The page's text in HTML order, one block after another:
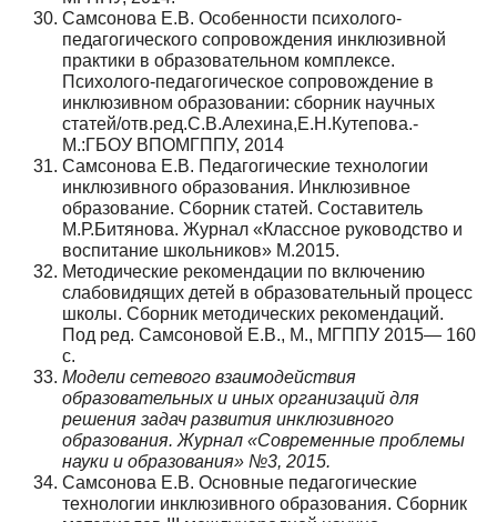
Самсонова Е.В. Особенности психолого-
педагогического сопровождения инклюзивной
практики в образовательном комплексе.
Психолого-педагогическое сопровождение в
инклюзивном образовании: сборник научных
статей/отв.ред.С.В.Алехина,Е.Н.Кутепова.-
М.:ГБОУ ВПОМГППУ, 2014
Самсонова Е.В. Педагогические технологии
инклюзивного образования. Инклюзивное
образование. Сборник статей. Составитель
М.Р.Битянова. Журнал «Классное руководство и
воспитание школьников» М.2015.
Методические рекомендации по включению
слабовидящих детей в образовательный процесс
школы. Сборник методических рекомендаций.
Под ред. Самсоновой Е.В., М., МГППУ 2015— 160
с.
Модели сетевого взаимодействия
образовательных и иных организаций для
решения задач развития инклюзивного
образования. Журнал «Современные проблемы
науки и образования» №3, 2015.
Самсонова Е.В. Основные педагогические
технологии инклюзивного образования. Сборник